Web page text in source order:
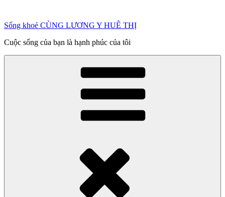
phần
dung
Sống khoẻ CÙNG LƯƠNG Y HUÊ THỊ
Cuộc sống của bạn là hạnh phúc của tôi